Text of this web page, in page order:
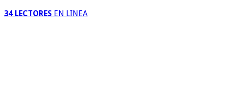
34 LECTORES EN LINEA